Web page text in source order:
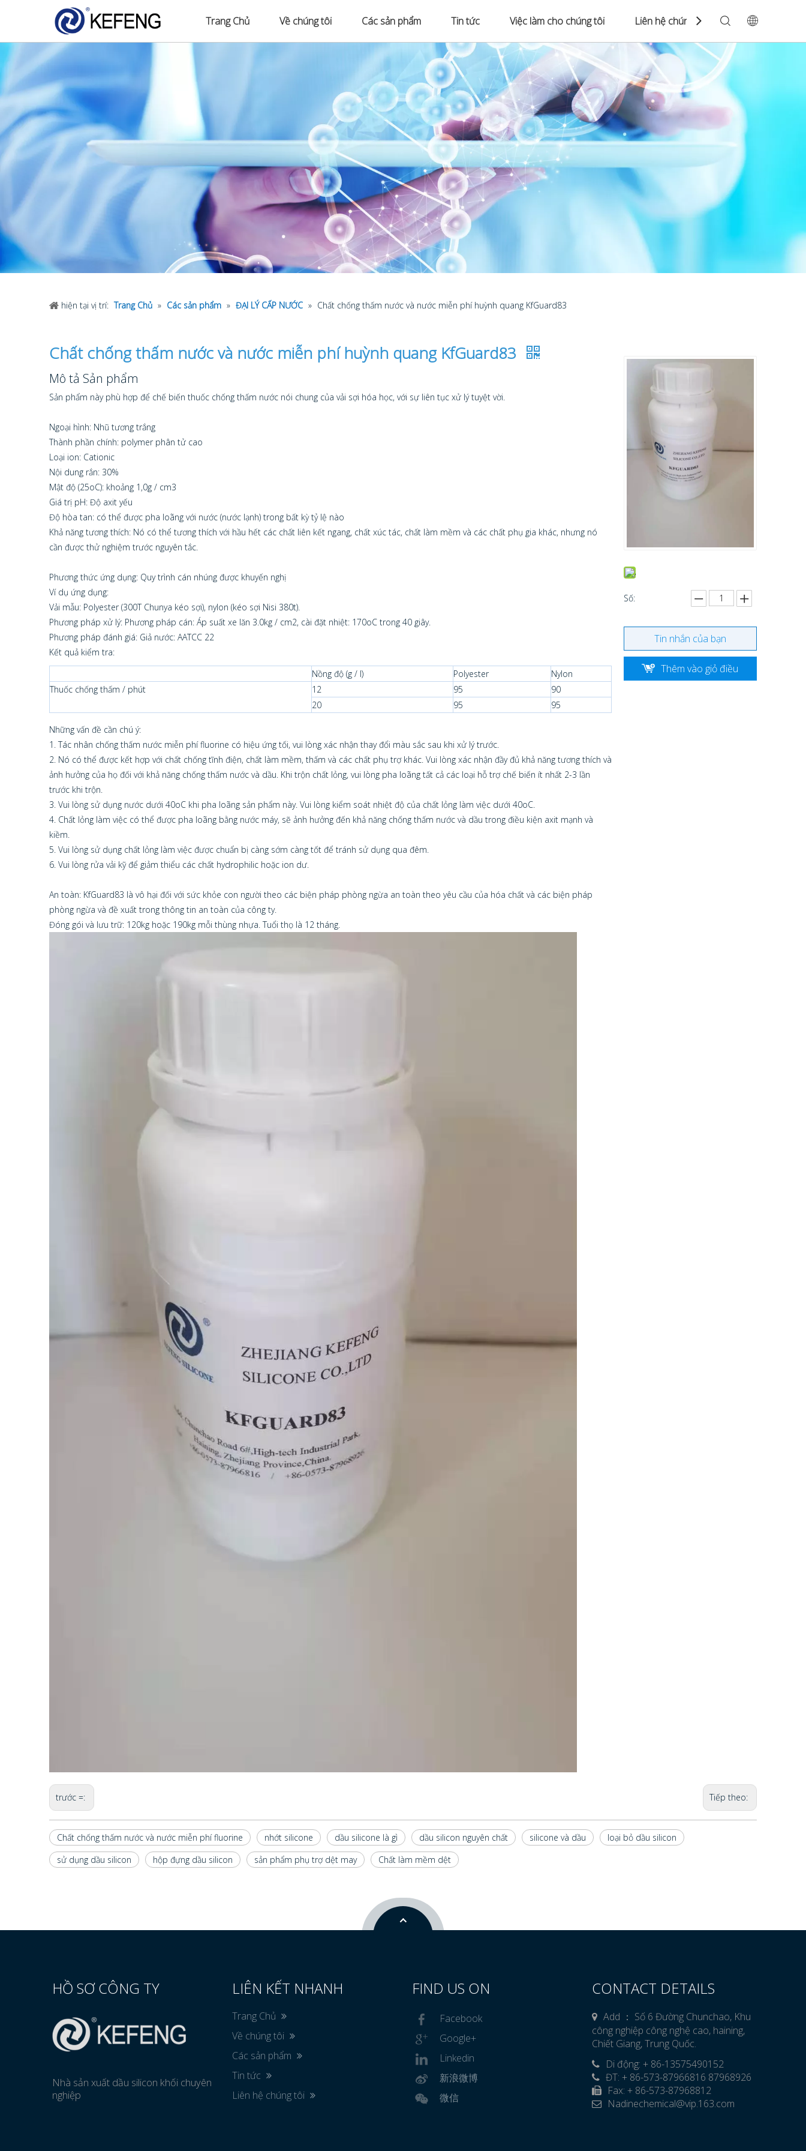
Trang Chủ Về chúng tôi Các sản phẩm Tin tức Việc làm cho chúng tôi Liên hệ chúng tôi
hiện tại vị trí: Trang Chủ » Các sản phẩm » ĐẠI LÝ CẤP NƯỚC » Chất chống thấm nước và nước miễn phí huỳnh quang KfGuard83
Số:
Tin nhắn của bạn
Thêm vào giỏ điều
Chất chống thấm nước và nước miễn phí huỳnh quang KfGuard83
Mô tả Sản phẩm
Sản phẩm này phù hợp để chế biến thuốc chống thấm nước nói chung của vải sợi hóa học, với sự liên tục xử lý tuyệt vời.
Ngoại hình: Nhũ tương trắng
Thành phần chính: polymer phân tử cao
Loại ion: Cationic
Nội dung rắn: 30%
Mật độ (25oC): khoảng 1,0g / cm3
Giá trị pH: Độ axit yếu
Độ hòa tan: có thể được pha loãng với nước (nước lạnh) trong bất kỳ tỷ lệ nào
Khả năng tương thích: Nó có thể tương thích với hầu hết các chất liên kết ngang, chất xúc tác, chất làm mềm và các chất phụ gia khác, nhưng nó
cần được thử nghiệm trước nguyên tắc.
Phương thức ứng dụng: Quy trình cán nhúng được khuyến nghị
Ví dụ ứng dụng:
Vải mẫu: Polyester (300T Chunya kéo sợi), nylon (kéo sợi Nisi 380t).
Phương pháp xử lý: Phương pháp cán: Áp suất xe lăn 3.0kg / cm2, cài đặt nhiệt: 170oC trong 40 giây.
Phương pháp đánh giá: Giả nước: AATCC 22
Kết quả kiểm tra:
Nồng độ (g / l)
Polyester
Nylon
Thuốc chống thấm / phút
12 95
90
20
95 95
Những vấn đề cần chú ý:
1. Tác nhân chống thấm nước miễn phí fluorine có hiệu ứng tối, vui lòng xác nhận thay đổi màu sắc sau khi xử lý trước.
2. Nó có thể được kết hợp với chất chống tĩnh điện, chất làm mềm, thấm và các chất phụ trợ khác. Vui lòng xác nhận đầy đủ khả năng tương thích và
ảnh hưởng của họ đối với khả năng chống thấm nước và dầu. Khi trộn chất lỏng, vui lòng pha loãng tất cả các loại hỗ trợ chế biến ít nhất 2-3 lần
trước khi trộn.
3. Vui lòng sử dụng nước dưới 40oC khi pha loãng sản phẩm này. Vui lòng kiểm soát nhiệt độ của chất lỏng làm việc dưới 40oC.
4. Chất lỏng làm việc có thể được pha loãng bằng nước máy, sẽ ảnh hưởng đến khả năng chống thấm nước và dầu trong điều kiện axit mạnh và
kiềm.
5. Vui lòng sử dụng chất lỏng làm việc được chuẩn bị càng sớm càng tốt để tránh sử dụng qua đêm.
6. Vui lòng rửa vải kỹ để giảm thiểu các chất hydrophilic hoặc ion dư.
An toàn: KfGuard83 là vô hại đối với sức khỏe con người theo các biện pháp phòng ngừa an toàn theo yêu cầu của hóa chất và các biện pháp
phòng ngừa và đề xuất trong thông tin an toàn của công ty.
Đóng gói và lưu trữ: 120kg hoặc 190kg mỗi thùng nhựa. Tuổi thọ là 12 tháng.
trước =: Tiếp theo:
Chất chống thấm nước và nước miễn phí fluorine nhớt silicone dầu silicone là gì dầu silicon nguyên chất silicone và dầu
loại bỏ dầu silicon
sử dụng dầu silicon
hộp đựng dầu silicon sản phẩm phụ trợ dệt may Chất làm mềm dệt
HỒ SƠ CÔNG TY
Nhà sản xuất dầu silicon khối chuyên
nghiệp
LIÊN KẾT NHANH
Trang Chủ
Về chúng tôi
Các sản phẩm
Tin tức
Liên hệ chúng tôi
FIND US ON
Facebook
Google+
Linkedin
新浪微博
微信
CONTACT DETAILS
Add ： Số 6 Đường Chunchao, Khu
công nghiệp công nghệ cao, haining,
Chiết Giang, Trung Quốc.

Di động: + 86-13575490152
ĐT: + 86-573-87966816 87968926
Fax: + 86-573-87968812
 Nadinechemical@vip.163.com